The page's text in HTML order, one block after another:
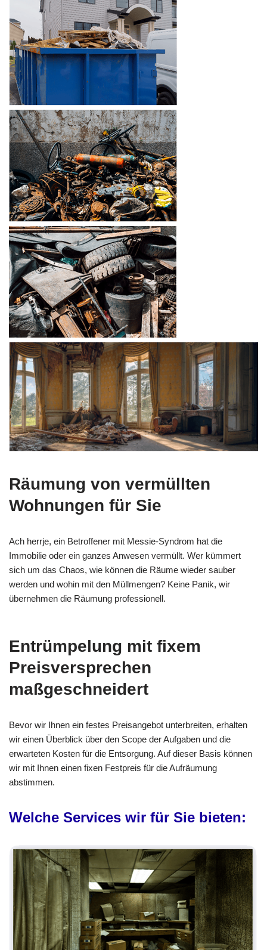
Räumung von vermüllten
Wohnungen für Sie
Ach herrje, ein Betroffener mit Messie-Syndrom hat die
Immobilie oder ein ganzes Anwesen vermüllt. Wer kümmert
sich um das Chaos, wie können die Räume wieder sauber
werden und wohin mit den Müllmengen? Keine Panik, wir
übernehmen die Räumung professionell.
Entrümpelung mit fixem
Preisversprechen
maßgeschneidert
Bevor wir Ihnen ein festes Preisangebot unterbreiten, erhalten
wir einen Überblick über den Scope der Aufgaben und die
erwarteten Kosten für die Entsorgung. Auf dieser Basis können
wir mit Ihnen einen fixen Festpreis für die Aufräumung
abstimmen.
Welche Services wir für Sie bieten: